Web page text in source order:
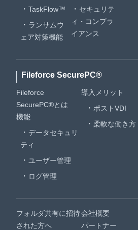
TaskFlow™
ランサムウ
ェア対策機能
セキュリテ
ィ・コンプラ
イアンス
Fileforce SecurePC®
Fileforce
SecurePC®とは
機能
データセキュリ
ティ
ユーザー管理
ログ管理
導入メリット
ポストVDI
柔軟な働き方
フォルダ共有に招待
された方へ
会社概要
パートナー